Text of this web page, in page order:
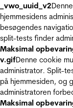
_vwo_uuid_v2
hjemmesidens
besøgendes
split-tests finder
Maksimal
v.gifDenne cookie
administrator. Split-
på hjemmesiden, og
administratoren
Maksimal